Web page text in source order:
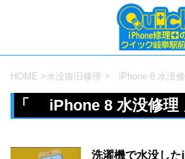
HOME >水没復旧修理 > iPhone 8 水没
「 iPhone 8 水没修理
洗濯機で水没し